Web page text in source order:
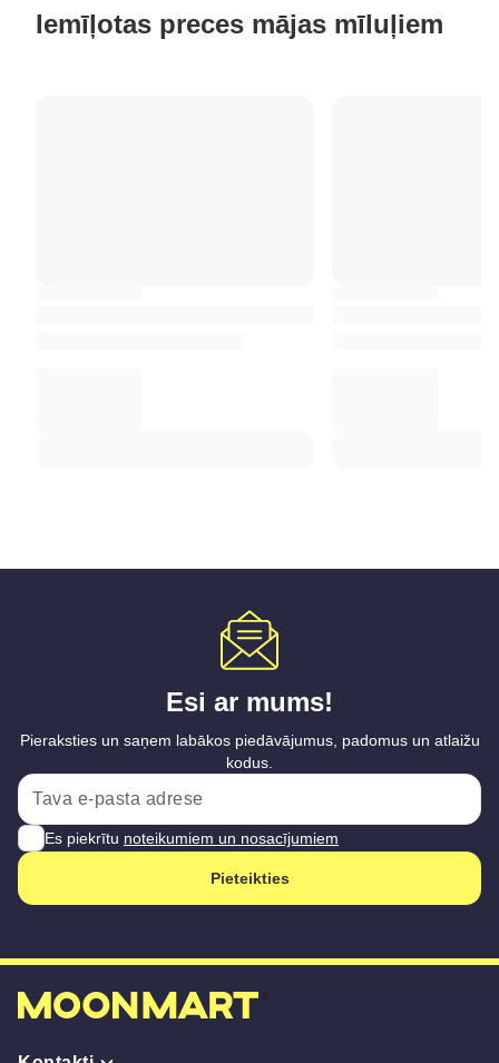
Iemīļotas preces mājas mīluļiem
Esi ar mums!
Pieraksties un saņem labākos piedāvājumus, padomus un atlaižu
kodus.
Es piekrītu noteikumiem un nosacījumiem
Pieteikties